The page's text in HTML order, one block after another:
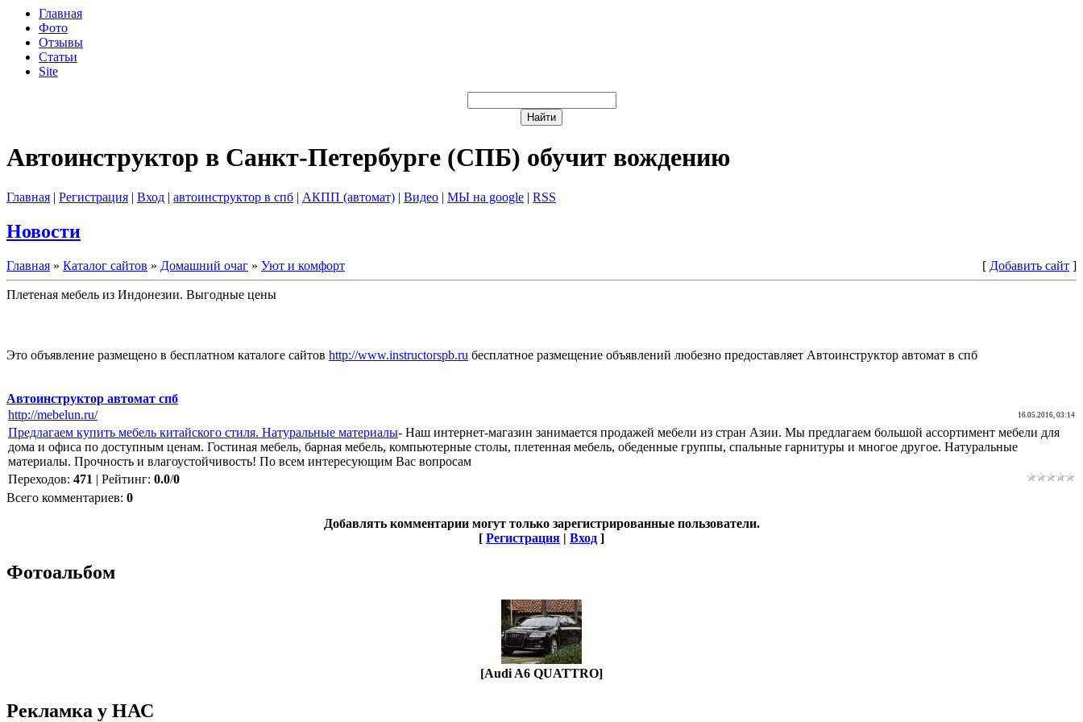
Главная
Фото
Отзывы
Статьи
Site
Автоинструктор в Санкт-Петербурге (СПБ) обучит вождению
Главная | Регистрация | Вход | автоинструктор в спб | АКПП (автомат) | Видео | МЫ на google | RSS
Новости
Главная » Каталог сайтов » Домашний очаг » Уют и комфорт [ Добавить сайт ]
Плетеная мебель из Индонезии. Выгодные цены
Это объявление размещено в бесплатном каталоге сайтов http://www.instructorspb.ru бесплатное размещение объявлений любезно предоставляет Автоинструктор автомат в спб
Автоинструктор автомат спб
http://mebelun.ru/
16.05.2016, 03:14
Предлагаем купить мебель китайского стиля. Натуральные материалы- Наш интернет-магазин занимается продажей мебели из стран Азии. Мы предлагаем большой ассортимент мебели для
дома и офиса по доступным ценам. Гостиная мебель, барная мебель, компьютерные столы, плетенная мебель, обеденные группы, спальные гарнитуры и многое другое. Натуральные
материалы. Прочность и влагоустойчивость! По всем интересующим Вас вопросам
Переходов: 471 | Рейтинг: 0.0/0
Всего комментариев: 0
Добавлять комментарии могут только зарегистрированные пользователи.
[ Регистрация | Вход ]
Фотоальбом
[Audi A6 QUATTRO]
Рекламка у НАС